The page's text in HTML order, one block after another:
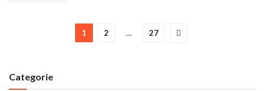
1 2 … 27
Categorie